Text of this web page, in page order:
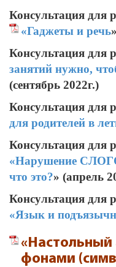
Консультация для
«Гаджеты и речь
Консультация для
занятий нужно,
(сентябрь 2022г.)
Консультация для
для родителей в
Консультация для
«Нарушение
что это?» (апрель
Консультация для
«Язык и
фонами